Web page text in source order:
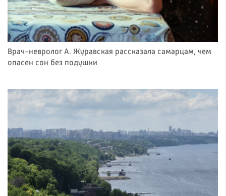
Врач-невролог А. Журавская рассказала самарцам, чем
опасен сон без подушки